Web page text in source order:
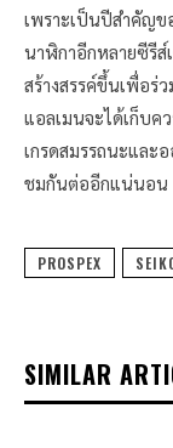
เพราะเป็นปีสำคัญข
นาฬิกาอีกหลายซีรีส์
สร้างสรรค์ขึ้นเพื่อร่
แอลเมนจะได้เก็บค
เกรดสมรรถนะและ
ชมกันต่ออีกแน่นอน
PROSPEX
SIMILAR